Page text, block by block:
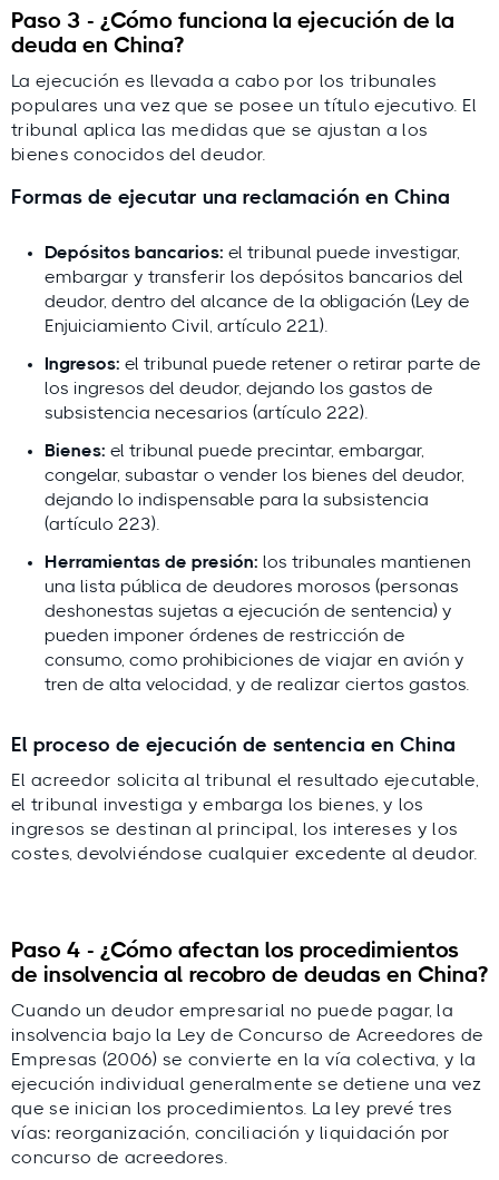
Paso 3 - ¿Cómo funciona la ejecución de la
deuda en China?
La ejecución es llevada a cabo por los tribunales
populares una vez que se posee un título ejecutivo. El
tribunal aplica las medidas que se ajustan a los
bienes conocidos del deudor.
Formas de ejecutar una reclamación en China
Depósitos bancarios: el tribunal puede investigar,
embargar y transferir los depósitos bancarios del
deudor, dentro del alcance de la obligación (Ley de
Enjuiciamiento Civil, artículo 221).
Ingresos: el tribunal puede retener o retirar parte de
los ingresos del deudor, dejando los gastos de
subsistencia necesarios (artículo 222).
Bienes: el tribunal puede precintar, embargar,
congelar, subastar o vender los bienes del deudor,
dejando lo indispensable para la subsistencia
(artículo 223).
Herramientas de presión: los tribunales mantienen
una lista pública de deudores morosos (personas
deshonestas sujetas a ejecución de sentencia) y
pueden imponer órdenes de restricción de
consumo, como prohibiciones de viajar en avión y
tren de alta velocidad, y de realizar ciertos gastos.
El proceso de ejecución de sentencia en China
El acreedor solicita al tribunal el resultado ejecutable,
el tribunal investiga y embarga los bienes, y los
ingresos se destinan al principal, los intereses y los
costes, devolviéndose cualquier excedente al deudor.
Paso 4 - ¿Cómo afectan los procedimientos
de insolvencia al recobro de deudas en China?
Cuando un deudor empresarial no puede pagar, la
insolvencia bajo la Ley de Concurso de Acreedores de
Empresas (2006) se convierte en la vía colectiva, y la
ejecución individual generalmente se detiene una vez
que se inician los procedimientos. La ley prevé tres
vías: reorganización, conciliación y liquidación por
concurso de acreedores.